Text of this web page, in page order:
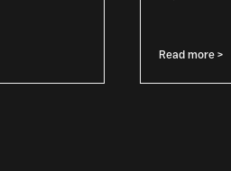
Read more >